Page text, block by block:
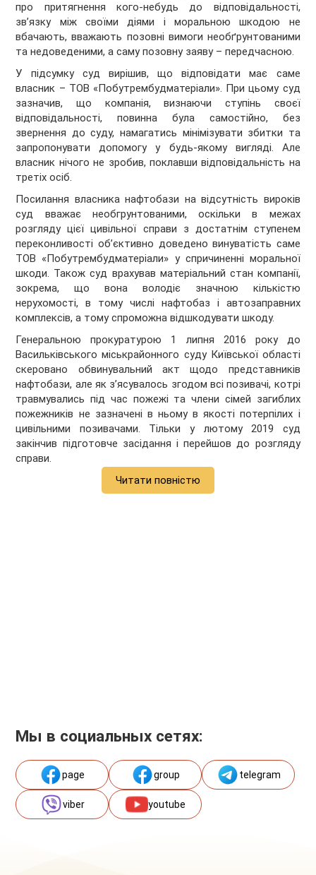
про притягнення кого-небудь до відповідальності,
зв’язку між своїми діями і моральною шкодою не
вбачають, вважають позовні вимоги необґрунтованими
та недоведеними, а саму позовну заяву – передчасною.
У підсумку суд вирішив, що відповідати має саме
власник – ТОВ «Побутрембудматеріали». При цьому суд
зазначив, що компанія, визнаючи ступінь своєї
відповідальності, повинна була самостійно, без
звернення до суду, намагатись мінімізувати збитки та
запропонувати допомогу у будь-якому вигляді. Але
власник нічого не зробив, поклавши відповідальність на
третіх осіб.
Посилання власника нафтобази на відсутність вироків
суд вважає необгрунтованими, оскільки в межах
розгляду цієї цивільної справи з достатнім ступенем
переконливості об’єктивно доведено винуватість саме
ТОВ «Побутрембудматеріали» у спричиненні моральної
шкоди. Також суд врахував матеріальний стан компанії,
зокрема, що вона володіє значною кількістю
нерухомості, в тому числі нафтобаз і автозаправних
комплексів, а тому спроможна відшкодувати шкоду.
Генеральною прокуратурою 1 липня 2016 року до
Васильківського міськрайонного суду Київської області
скеровано обвинувальний акт щодо представників
нафтобази, але як з’ясувалось згодом всі позивачі, котрі
травмувались під час пожежі та члени сімей загиблих
пожежників не зазначені в ньому в якості потерпілих і
цивільними позивачами. Тільки у лютому 2019 суд
закінчив підготовче засідання і перейшов до розгляду
справи.
Читати повністю
Мы в социальных сетях:
page group telegram
viber youtube